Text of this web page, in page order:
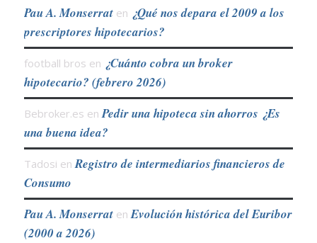
Pau A. Monserraten ¿Qué nos depara el 2009 a los
prescriptores hipotecarios?
football bros en ¿Cuánto cobra un broker
hipotecario? (febrero 2026)
Bebroker.es enPedir una hipoteca sin ahorros ¿Es
una buena idea?
Tadosi enRegistro de intermediarios financieros de
Consumo
Pau A. MonserratenEvolución histórica del Euribor
(2000 a 2026)